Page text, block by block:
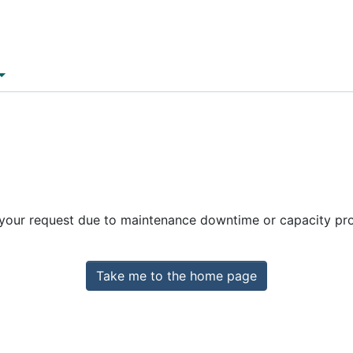
request due to maintenance downtime or capacity
Take me to the home page